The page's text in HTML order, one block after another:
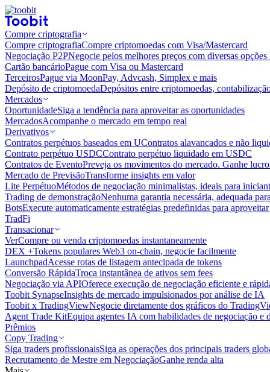
Compre criptografia
Compre criptografiaCompre criptomoedas com Visa/Mastercard
Negociação P2PNegocie pelos melhores preços com diversas
Cartão bancárioPague com Visa ou Mastercard
TerceirosPague via MoonPay, Advcash, Simplex e mais
Depósito de criptomoedaDepósitos entre criptomoedas,
Mercados
OportunidadeSiga a tendência para aproveitar as oportunidades
MercadosAcompanhe o mercado em tempo real
Derivativos
Contratos perpétuos baseados em UContratos alavancados e não
Contrato perpétuo USDCContrato perpétuo liquidado em USDC
Contratos de EventoPreveja os movimentos do mercado. Ganhe
Mercado de PrevisãoTransforme insights em valor
Lite PerpétuoMétodos de negociação minimalistas, ideais para
Trading de demonstraçãoNenhuma garantia necessária, adequada
BotsExecute automaticamente estratégias predefinidas para
TradFi
Transacionar
VerCompre ou venda criptomoedas instantaneamente
DEX +Tokens populares Web3 on-chain, negocie facilmente
LaunchpadAcesse rotas de listagem antecipada de tokens
Conversão RápidaTroca instantânea de ativos sem fees
Negociação via APIOferece execução de negociação eficiente e
Toobit SynapseInsights de mercado impulsionados por análise de IA
Toobit x TradingViewNegocie diretamente dos gráficos do
Agent Trade KitEquipa agentes IA com habilidades de negociação e
Prêmios
Copy Trading
Siga traders profissionaisSiga as operações dos principais traders
Recrutamento de Mestre em NegociaçãoGanhe renda alta